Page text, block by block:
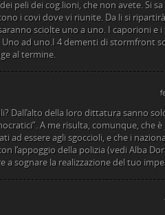
peli dei cog.lioni, che non avete. Si
i covi dove vi riunite. Da li si
sciolte uno a uno. I caporioni e
ad uno.I 4 dementi di stormfront
al termine.
Dall’alto della loro dittatura sanno
A me risulta, comunque, che
ad essere agli sgoccioli, e che i
l’appoggio della polizia (vedi Alba
a sognare la realizzazione del tuo